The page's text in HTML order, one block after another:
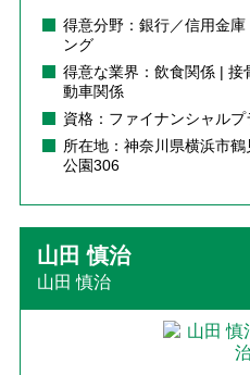
得意分野：銀行／信用金
ング
得意な業界：飲食関係 | 接
動車関係
資格：ファイナンシャルプ
所在地：神奈川県横浜市
公園306
山田 慎治
山田 慎治